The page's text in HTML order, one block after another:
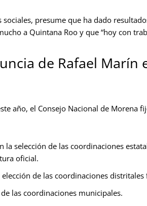
presume que ha dado
a Quintana Roo y que “hoy con
de Rafael Marín
año, el Consejo Nacional de Morena
la selección de las coordinaciones
oficial.
de las coordinaciones distritales
las coordinaciones municipales.